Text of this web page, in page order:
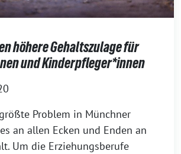
höhere Gehaltszulage für
und Kinderpfleger*innen
Problem in Münchner
an allen Ecken und Enden an
Um die Erziehungsberufe